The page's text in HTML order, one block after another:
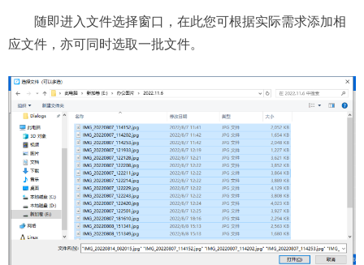
随即进入文件选择窗口，在此您可根据实际需求添加相
应文件，亦可同时选取一批文件。